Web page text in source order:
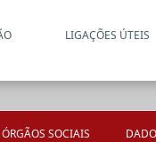
LIGAÇÕES ÚTEIS
ÓRGÃOS SOCIAIS